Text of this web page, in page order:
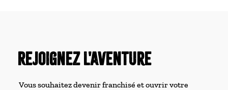
Rejoignez l'aventure
Vous souhaitez devenir franchisé et ouvrir votre